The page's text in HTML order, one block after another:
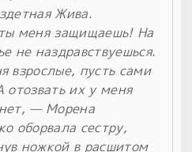
Жива.
меня защищаешь! На
не наздравствуешься.
взрослые, пусть сами
отозвать их у меня
— Морена
оборвала сестру,
ножкой в расшитом